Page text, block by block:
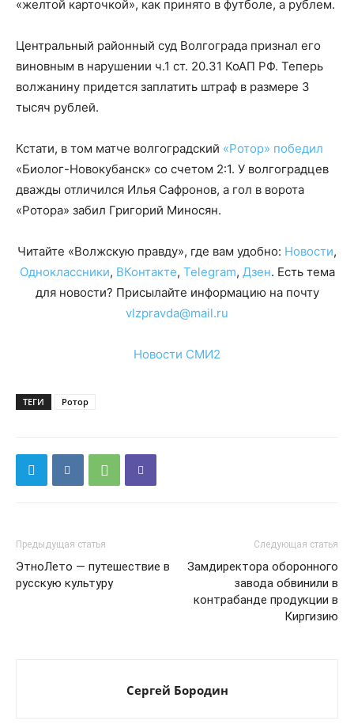
«желтой карточкой», как принято в футболе, а рублем.
Центральный районный суд Волгограда признал его
виновным в нарушении ч.1 ст. 20.31 КоАП РФ. Теперь
волжанину придется заплатить штраф в размере 3
тысяч рублей.
Кстати, в том матче волгоградский «Ротор» победил
«Биолог-Новокубанск» со счетом 2:1. У волгоградцев
дважды отличился Илья Сафронов, а гол в ворота
«Ротора» забил Григорий Миносян.
Читайте «Волжскую правду», где вам удобно: Новости,
Одноклассники, ВКонтакте, Telegram, Дзен. Есть тема
для новости? Присылайте информацию на почту
vlzpravda@mail.ru
Новости СМИ2
ТЕГИ Ротор
Предыдущая статья
ЭтноЛето — путешествие в
русскую культуру
Следующая статья
Замдиректора оборонного
завода обвинили в
контрабанде продукции в
Киргизию
Сергей Бородин